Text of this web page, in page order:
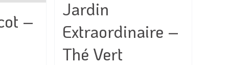
produit
–
Jardin
Extraordinaire –
Thé Vert